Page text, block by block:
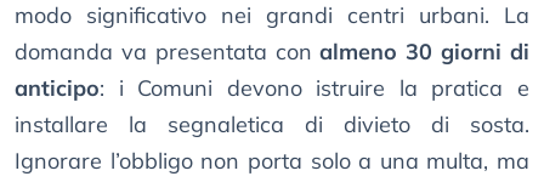
modo significativo nei grandi centri urbani. La
domanda va presentata conalmeno 30 giorni di
anticipo: i Comuni devono istruire la pratica e
installare la segnaletica di divieto di sosta.
Ignorare l’obbligo non porta solo a una multa, ma